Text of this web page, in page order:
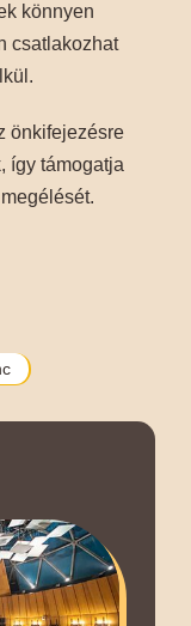
könnyen
csatlakozhat
önkifejezésre
így támogatja